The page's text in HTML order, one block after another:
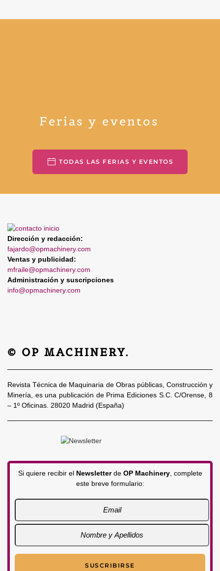
Ferias y eventos
TODAS LAS FERIAS Y EVENTOS
Dirección y redacción:
fajardo@opmachinery.com
Ventas y publicidad:
mfraile@opmachinery.com
Administración y suscripciones
info@opmachinery.com
© OP MACHINERY.
Revista Técnica de Maquinaria de Obras públicas, Construcción y
Minería, es una publicación de Prima Ediciones S.C. C/Orense, 8
– 1º Oficinas. 28020 Madrid (España)
Si quiere recibir el Newsletterde OP Machinery, complete
este breve formulario: